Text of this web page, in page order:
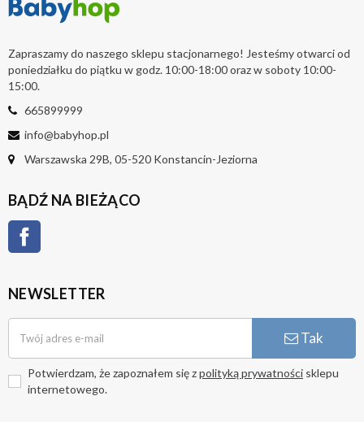
Zapraszamy do naszego sklepu stacjonarnego! Jesteśmy otwarci od
poniedziałku do piątku w godz. 10:00-18:00 oraz w soboty 10:00-
15:00.
665899999
info@babyhop.pl
Warszawska 29B, 05-520 Konstancin-Jeziorna
BĄDŹ NA BIEŻĄCO
NEWSLETTER
Tak
Potwierdzam, że zapoznałem się zpolityką prywatności sklepu
internetowego.